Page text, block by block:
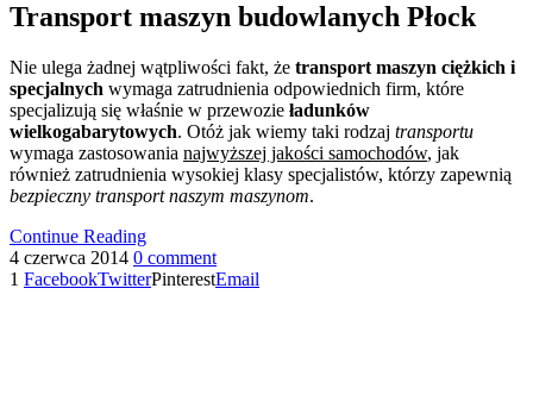
Transport maszyn budowlanych Płock
Nie ulega żadnej wątpliwości fakt, że transport maszyn ciężkich i
specjalnych wymaga zatrudnienia odpowiednich firm, które
specjalizują się właśnie w przewozie ładunków
wielkogabarytowych. Otóż jak wiemy taki rodzaj transportu
wymaga zastosowania najwyższej jakości samochodów, jak
również zatrudnienia wysokiej klasy specjalistów, którzy zapewnią
bezpieczny transport naszym maszynom.
Continue Reading
4 czerwca 2014 0 comment
1 FacebookTwitterPinterestEmail